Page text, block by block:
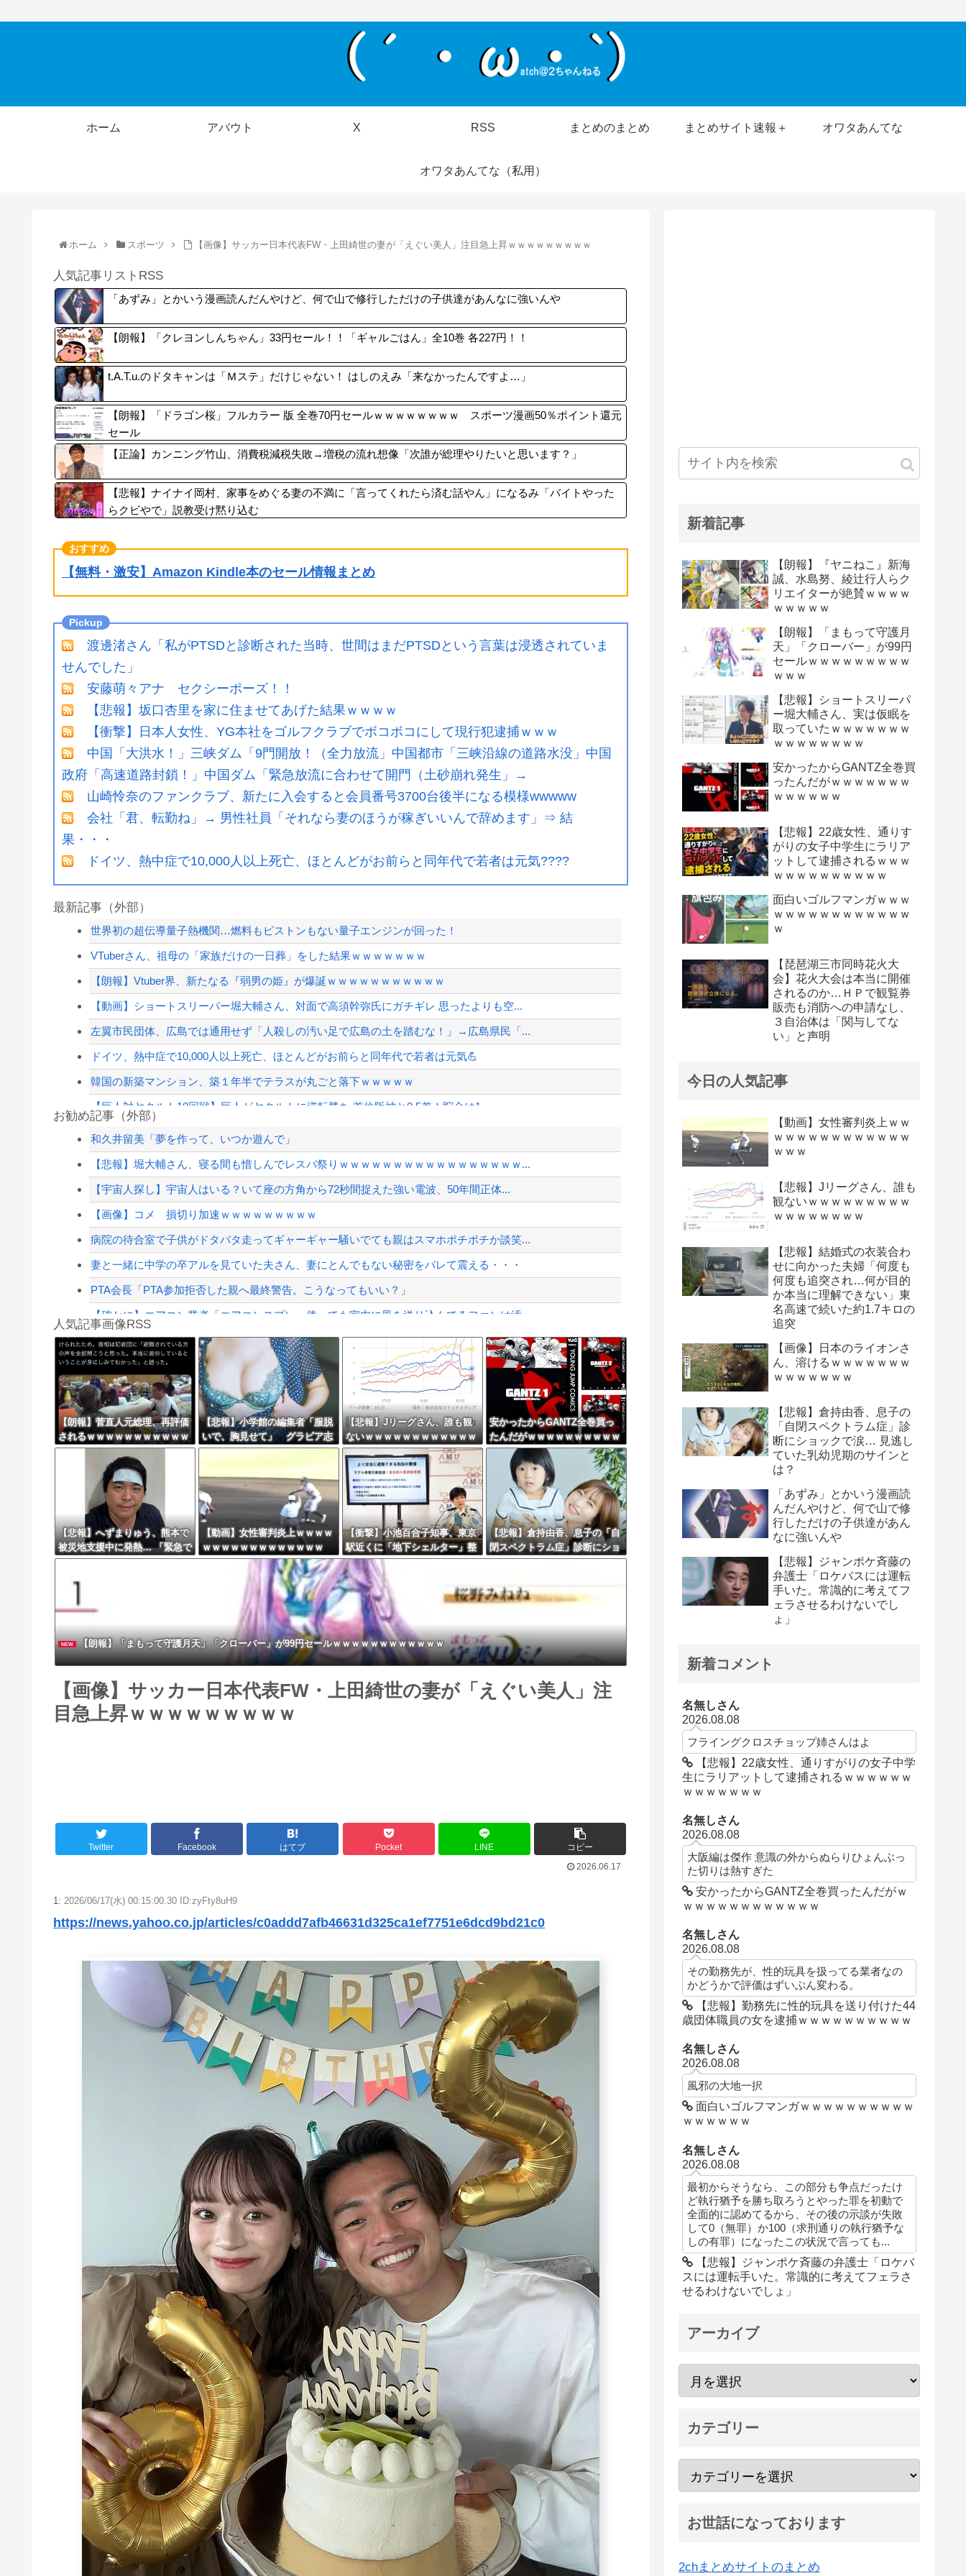
ホーム アバウト X RSS まとめのまとめ まとめサイト速報＋ オワタあんてな
オワタあんてな（私用）
ホーム スポーツ 【画像】サッカー日本代表FW・上田綺世の妻が「えぐい美人」注目急上昇ｗｗｗｗｗｗｗｗｗ
人気記事リストRSS
「あずみ」とかいう漫画読んだんやけど、何で山で修行しただけの子供達があんなに強いんや
【朗報】「クレヨンしんちゃん」33円セール！！「ギャルごはん」全10巻 各227円！！
t.A.T.u.のドタキャンは「Ｍステ」だけじゃない！ はしのえみ「来なかったんですよ…」
【朗報】「ドラゴン桜」フルカラー 版 全巻70円セールｗｗｗｗｗｗｗｗ スポーツ漫画50％ポイント還元
セール
【正論】カンニング竹山、消費税減税失敗→増税の流れ想像「次誰が総理やりたいと思います？」
【悲報】ナイナイ岡村、家事をめぐる妻の不満に「言ってくれたら済む話やん」になるみ「バイトやった
らクビやで」説教受け黙り込む
【無料・激安】Amazon Kindle本のセール情報まとめ
渡邊渚さん「私がPTSDと診断された当時、世間はまだPTSDという言葉は浸透されていま
せんでした」
安藤萌々アナ セクシーポーズ！！
【悲報】坂口杏里を家に住ませてあげた結果ｗｗｗｗ
【衝撃】日本人女性、YG本社をゴルフクラブでボコボコにして現行犯逮捕ｗｗｗ
中国「大洪水！」三峡ダム「9門開放！（全力放流」中国都市「三峡沿線の道路水没」中国
政府「高速道路封鎖！」中国ダム「緊急放流に合わせて開門（土砂崩れ発生」→
山崎怜奈のファンクラブ、新たに入会すると会員番号3700台後半になる模様wwwww
会社「君、転勤ね」→ 男性社員「それなら妻のほうが稼ぎいいんで辞めます」⇒ 結
果・・・
ドイツ、熱中症で10,000人以上死亡、ほとんどがお前らと同年代で若者は元気????
最新記事（外部）
世界初の超伝導量子熱機関…燃料もピストンもない量子エンジンが回った！
VTuberさん、祖母の「家族だけの一日葬」をした結果ｗｗｗｗｗｗｗ
【朗報】Vtuber界、新たなる『弱男の姫』が爆誕ｗｗｗｗｗｗｗｗｗｗｗ
【動画】ショートスリーパー堀大輔さん、対面で高須幹弥氏にガチギレ 思ったよりも空...
左翼市民団体、広島では通用せず「人殺しの汚い足で広島の土を踏むな！」→広島県民「...
ドイツ、熱中症で10,000人以上死亡、ほとんどがお前らと同年代で若者は元気💪
韓国の新築マンション、築１年半でテラスが丸ごと落下ｗｗｗｗｗ
【巨人対ヤクルト18回戦】巨人がヤクルトに逆転勝ち 首位阪神と0.5差！貯金は1...
コメ卸大手さん、営業利益83％減 高値で買い込んだ米が売れず「損切り祭り」開幕へ
【悲報】日本人さん、中国韓国と比べて身長が低かったｗｗｗ
PCA、WAR8.0ｗｗｗｗｗｗｗｗｗｗｗｗ
ジャンポケ斎藤と代理人のやりとり、「地獄すぎて完全にコントになってる……」と衝撃...
【配信者】「金バエ」のSNS更新が1週間途絶え、様々な憶測が飛び交う。1週間ぶり...
【緊急速報】NYで警官が黒人男性の首を絞め、暴動第二波不可避へ
Powered by livedoor 相互RSS
お勧め記事（外部）
和久井留美「夢を作って、いつか遊んで」
【悲報】堀大輔さん、寝る間も惜しんでレスバ祭りｗｗｗｗｗｗｗｗｗｗｗｗｗｗｗｗｗ...
【宇宙人探し】宇宙人はいる？いて座の方角から72秒間捉えた強い電波、50年間正体...
【画像】コメ 損切り加速ｗｗｗｗｗｗｗｗｗ
病院の待合室で子供がドタバタ走ってギャーギャー騒いでても親はスマホポチポチか談笑...
妻と一緒に中学の卒アルを見ていた夫さん、妻にとんでもない秘密をバレて震える・・・
PTA会長「PTA参加拒否した親へ最終警告。こうなってもいい？」
【確かに】エアコン業者「エアコンスプレー使っても室内に風を送り込んでるファンは汚...
【朗報】高市政権、「四国新幹線」を史上初めて検討開始
【動画】タイのティパンコーン王子が日本人女性とデートか？
8/4のニュース
日本旅行キャンセルすべきか…1万年ぶり史上最大級の火山の兆し＝韓国の反応
更新中止のお知らせ
海外「おめでとうタキ！」リヴァプール南野がバースデーゴール！！
Powered by livedoor 相互RSS
人気記事画像RSS
【朗報】菅直人元総理、再評価
されるｗｗｗｗｗｗｗｗｗｗｗ
ｗｗｗｗｗｗｗ
【悲報】小学館の編集者「服脱
いで、胸見せて」 グラビア志
望の女性に迫った過激要求
【悲報】Jリーグさん、誰も観
ないｗｗｗｗｗｗｗｗｗｗｗｗ
ｗｗｗｗｗ
安かったからGANTZ全巻買っ
たんだがｗｗｗｗｗｗｗｗｗｗ
ｗｗｗ
【悲報】へずまりゅう、熊本で
被災地支援中に発熱… 「緊急で
病院に向かい点滴を打ったら楽
【動画】女性審判炎上ｗｗｗｗ
ｗｗｗｗｗｗｗｗｗｗｗｗｗ
【衝撃】小池百合子知事、東京
駅近くに「地下シェルター」整
備を正式表明ｗｗｗｗｗｗｗｗ
ｗ
【悲報】倉持由香、息子の「自
閉スペクトラム症」診断にショ
ックで涙… 見逃していた乳幼児
NEW 【朗報】「まもって守護月天」「クローバー」が99円セールｗｗｗｗｗｗｗｗｗｗｗｗ
【画像】サッカー日本代表FW・上田綺世の妻が「えぐい美人」注
目急上昇ｗｗｗｗｗｗｗｗｗ
Twitter Facebook はてブ Pocket LINE
コピー
2026.06.17
1: 2026/06/17(水) 00:15:00.30 ID:zyFty8uH9
https://news.yahoo.co.jp/articles/c0addd7afb46631d325ca1ef7751e6dcd9bd21c0
新着記事
【朗報】『ヤニねこ』新海
誠、水島努、綾辻行人らク
リエイターが絶賛ｗｗｗｗ
ｗｗｗｗｗ
【朗報】「まもって守護月
天」「クローバー」が99円
セールｗｗｗｗｗｗｗｗｗ
ｗｗｗ
【悲報】ショートスリーパ
ー堀大輔さん、実は仮眠を
取っていたｗｗｗｗｗｗｗ
ｗｗｗｗｗｗｗｗ
安かったからGANTZ全巻買
ったんだがｗｗｗｗｗｗｗ
ｗｗｗｗｗｗ
【悲報】22歳女性、通りす
がりの女子中学生にラリア
ットして逮捕されるｗｗｗ
ｗｗｗｗｗｗｗｗｗｗ
面白いゴルフマンガｗｗｗ
ｗｗｗｗｗｗｗｗｗｗｗｗ
ｗ
【琵琶湖三市同時花火大
会】花火大会は本当に開催
されるのか…ＨＰで観覧券
販売も消防への申請なし、
３自治体は「関与してな
い」と声明
今日の人気記事
【動画】女性審判炎上ｗｗ
ｗｗｗｗｗｗｗｗｗｗｗｗ
ｗｗｗ
【悲報】Jリーグさん、誰も
観ないｗｗｗｗｗｗｗｗｗ
ｗｗｗｗｗｗｗｗ
【悲報】結婚式の衣装合わ
せに向かった夫婦「何度も
何度も追突され…何が目的
か本当に理解できない」東
名高速で続いた約1.7キロの
追突
【画像】日本のライオンさ
ん、溶けるｗｗｗｗｗｗｗ
ｗｗｗｗｗｗｗ
【悲報】倉持由香、息子の
「自閉スペクトラム症」診
断にショックで涙… 見逃し
ていた乳幼児期のサインと
は？
「あずみ」とかいう漫画読
んだんやけど、何で山で修
行しただけの子供達があん
なに強いんや
【悲報】ジャンポケ斉藤の
弁護士「ロケバスには運転
手いた。常識的に考えてフ
ェラさせるわけないでし
ょ」
新着コメント
名無しさん
2026.08.08
フライングクロスチョップ姉さんはよ
【悲報】22歳女性、通りすがりの女子中学
生にラリアットして逮捕されるｗｗｗｗｗｗ
ｗｗｗｗｗｗｗ
名無しさん
2026.08.08
大阪編は傑作 意識の外からぬらりひょんぶっ
た切りは熱すぎた
安かったからGANTZ全巻買ったんだがｗ
ｗｗｗｗｗｗｗｗｗｗｗｗ
名無しさん
2026.08.08
その勤務先が、性的玩具を扱ってる業者なの
かどうかで評価はずいぶん変わる。
【悲報】勤務先に性的玩具を送り付けた44
歳団体職員の女を逮捕ｗｗｗｗｗｗｗｗｗｗ
名無しさん
2026.08.08
風邪の大地一択
面白いゴルフマンガｗｗｗｗｗｗｗｗｗｗ
ｗｗｗｗｗｗ
名無しさん
2026.08.08
最初からそうなら、この部分も争点だったけ
ど執行猶予を勝ち取ろうとやった罪を初動で
全面的に認めてるから、その後の示談が失敗
して0（無罪）か100（求刑通りの執行猶予な
しの有罪）になったこの状況で言っても...
【悲報】ジャンポケ斉藤の弁護士「ロケバ
スには運転手いた。常識的に考えてフェラさ
せるわけないでしょ」
アーカイブ
カテゴリー
お世話になっております
2chまとめサイトのまとめ